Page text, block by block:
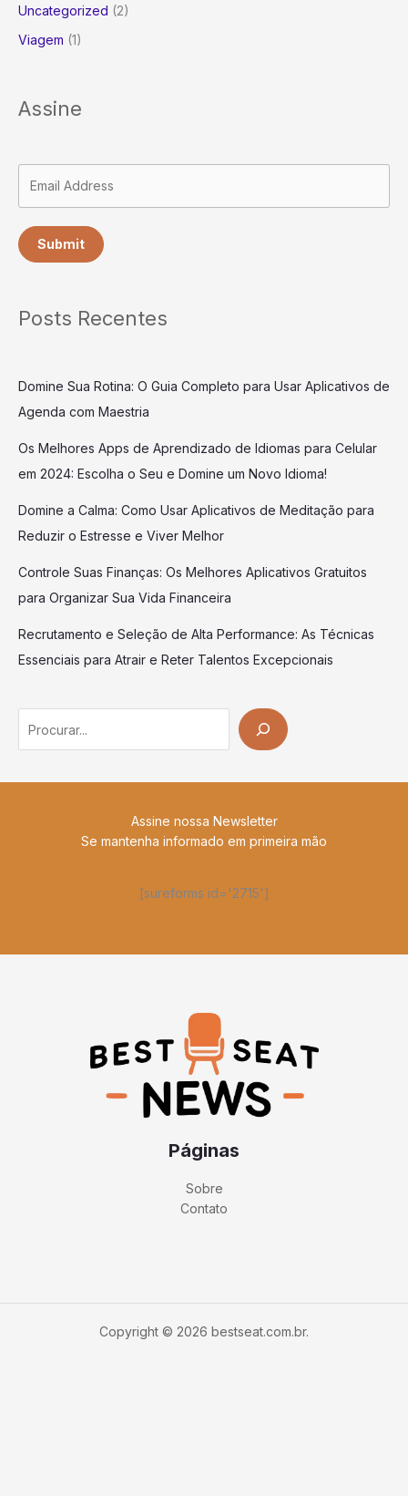
Uncategorized (2)
Viagem (1)
Assine
Submit
Posts Recentes
Domine Sua Rotina: O Guia Completo para Usar Aplicativos de
Agenda com Maestria
Os Melhores Apps de Aprendizado de Idiomas para Celular
em 2024: Escolha o Seu e Domine um Novo Idioma!
Domine a Calma: Como Usar Aplicativos de Meditação para
Reduzir o Estresse e Viver Melhor
Controle Suas Finanças: Os Melhores Aplicativos Gratuitos
para Organizar Sua Vida Financeira
Recrutamento e Seleção de Alta Performance: As Técnicas
Essenciais para Atrair e Reter Talentos Excepcionais
Assine nossa Newsletter
Se mantenha informado em primeira mão
[sureforms id='2715']
Páginas
Sobre
Contato
Copyright © 2026 bestseat.com.br.